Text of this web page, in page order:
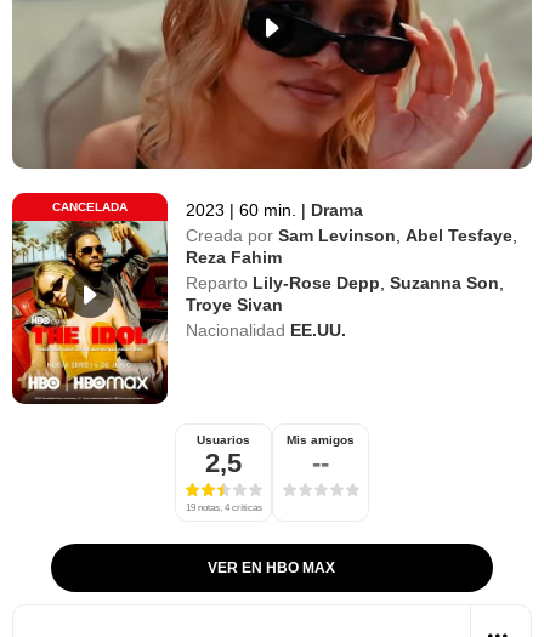
CANCELADA 2023 | 60 min. | Drama
Creada por Sam Levinson ,Abel Tesfaye
Reza Fahim
Reparto Lily-Rose Depp ,Suzanna Son
Troye Sivan
Nacionalidad EE.UU.
Usuarios
2,5
19 notas, 4 críticas
Mis amigos
--
VER EN HBO MAX